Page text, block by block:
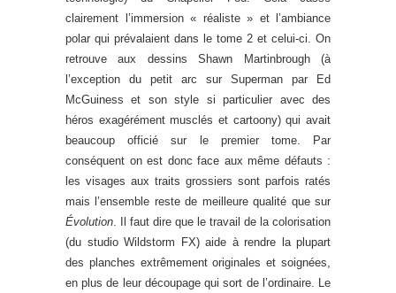
clairement l’immersion « réaliste » et l’ambiance
polar qui prévalaient dans le tome 2 et celui-ci. On
retrouve aux dessins Shawn Martinbrough (à
l’exception du petit arc sur Superman par Ed
McGuiness et son style si particulier avec des
héros exagérément musclés et cartoony) qui avait
beaucoup officié sur le premier tome. Par
conséquent on est donc face aux même défauts :
les visages aux traits grossiers sont parfois ratés
mais l’ensemble reste de meilleure qualité que sur
Évolution. Il faut dire que le travail de la colorisation
(du studio Wildstorm FX) aide à rendre la plupart
des planches extrêmement originales et soignées,
en plus de leur découpage qui sort de l’ordinaire. Le